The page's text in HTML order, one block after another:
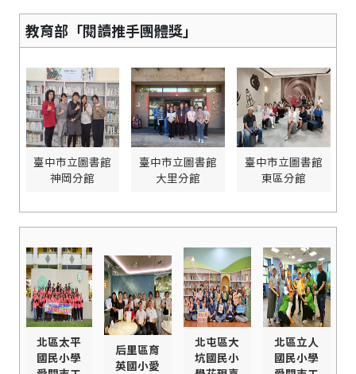
教育部「閱讀推手團體獎」
臺中市立圖書館
神岡分館
臺中市立圖書館
大里分館
臺中市立圖書館
東區分館
北區太平
國民小學
后里區育
英國小愛
北屯區大
坑國民小
北區立人
國民小學